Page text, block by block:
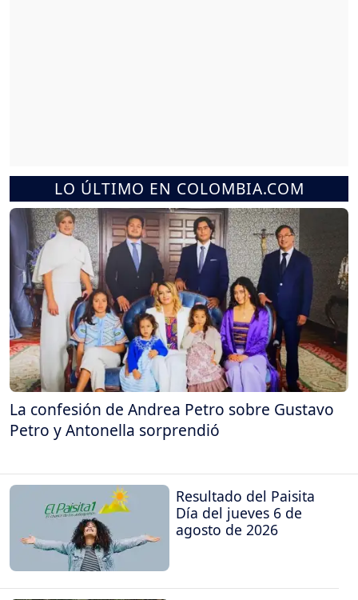
LO ÚLTIMO EN COLOMBIA.COM
La confesión de Andrea Petro sobre Gustavo
Petro y Antonella sorprendió
Resultado del Paisita
Día del jueves 6 de
agosto de 2026